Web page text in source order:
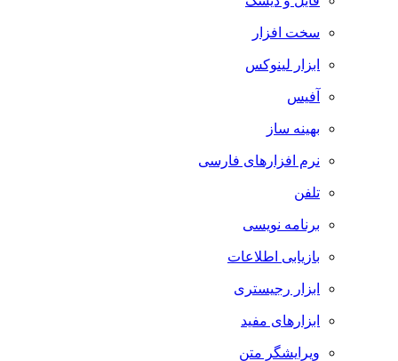
سخت افزار
ابزار لینوکس
آفیس
بهینه ساز
نرم افزارهای فارسی
تلفن
برنامه نویسی
بازیابی اطلاعات
ابزار رجیستری
ابزارهای مفید
ویرایشگر متن